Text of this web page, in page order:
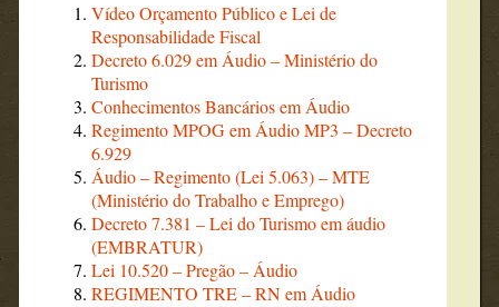
Vídeo Orçamento Público e Lei de
Responsabilidade Fiscal
Decreto 6.029 em Áudio – Ministério do
Turismo
Conhecimentos Bancários em Áudio
Regimento MPOG em Áudio MP3 – Decreto
6.929
Áudio – Regimento (Lei 5.063) – MTE
(Ministério do Trabalho e Emprego)
Decreto 7.381 – Lei do Turismo em áudio
(EMBRATUR)
Lei 10.520 – Pregão – Áudio
REGIMENTO TRE – RN em Áudio